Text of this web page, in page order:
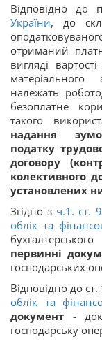
Відповідно до
України, до
отриманий
вигляді
належать
безоплатне
такого
надання
податку
договору
колективного
установлених
Згідно з ч.1. ст.
облік та
первинні
господарських
Відповідно до
облік та
документ -
господарську